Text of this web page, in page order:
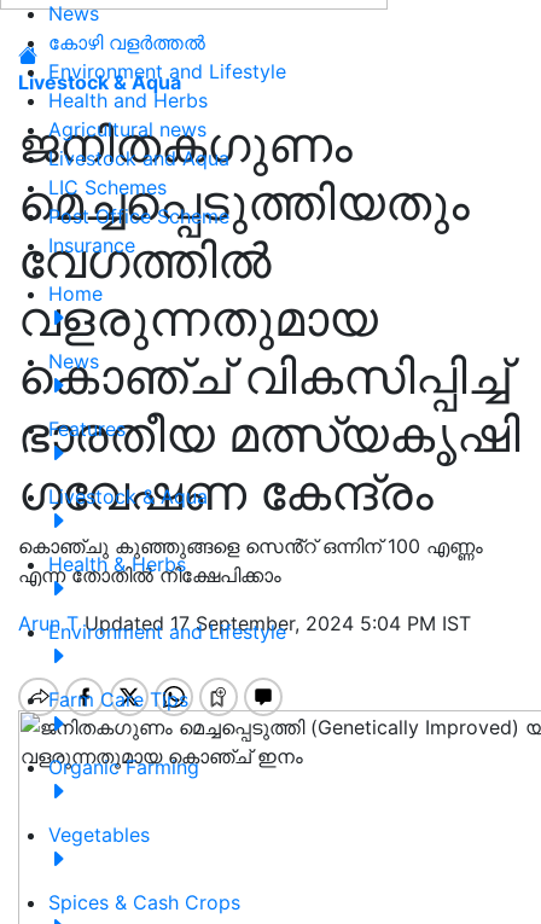
News
കോഴി വളർത്തൽ
Environment and Lifestyle
Health and Herbs
Agricultural news
Livestock and Aqua
LIC Schemes
Post Office Scheme
Insurance
Home
News
Features
Livestock & Aqua
Health & Herbs
Environment and Lifestyle
Farm Care Tips
Organic Farming
Vegetables
Spices & Cash Crops
Livestock & Aqua
ജനിതകഗുണം
മെച്ചപ്പെടുത്തിയതും
വേഗത്തിൽ
വളരുന്നതുമായ
കൊഞ്ച് വികസിപ്പിച്ച്
ഭാരതീയ മത്സ്യകൃഷി
ഗവേഷണ കേന്ദ്രം
കൊഞ്ചു കുഞ്ഞുങ്ങളെ സെൻ്റ് ഒന്നിന് 100 എണ്ണം
എന്ന തോതിൽ നിക്ഷേപിക്കാം
Arun TUpdated 17 September, 2024 5:04 PM IST